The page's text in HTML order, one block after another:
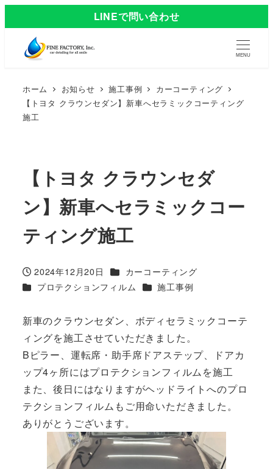
LINEで問い合わせ
MENU
ホーム お知らせ 施工事例
カーコーティング
【トヨタ クラウンセダン】新車へセラミックコーティング
施工
【トヨタ クラウンセダ
ン】新車へセラミックコー
ティング施工
投稿日
2024年12月20日 カテゴリー
カーコーティング
カテゴリー
プロテクションフィルム カテゴリー
施工事例
新車のクラウンセダン、ボディセラミックコーテ
ィングを施工させていただきました。
Bピラー、運転席・助手席ドアステップ、ドアカ
ップ4ヶ所にはプロテクションフィルムを施工
また、後日にはなりますがヘッドライトへのプロ
テクションフィルムもご用命いただきました。
ありがとうございます。